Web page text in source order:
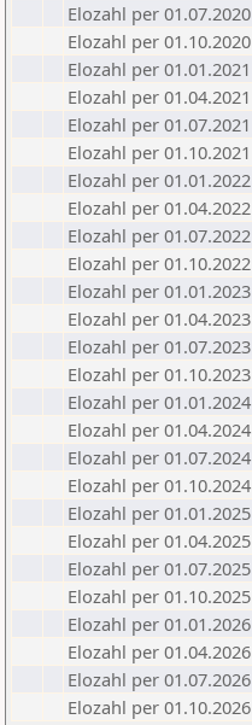
Elozahl per 01.07.2020
Elozahl per 01.10.2020
Elozahl per 01.01.2021
Elozahl per 01.04.2021
Elozahl per 01.07.2021
Elozahl per 01.10.2021
Elozahl per 01.01.2022
Elozahl per 01.04.2022
Elozahl per 01.07.2022
Elozahl per 01.10.2022
Elozahl per 01.01.2023
Elozahl per 01.04.2023
Elozahl per 01.07.2023
Elozahl per 01.10.2023
Elozahl per 01.01.2024
Elozahl per 01.04.2024
Elozahl per 01.07.2024
Elozahl per 01.10.2024
Elozahl per 01.01.2025
Elozahl per 01.04.2025
Elozahl per 01.07.2025
Elozahl per 01.10.2025
Elozahl per 01.01.2026
Elozahl per 01.04.2026
Elozahl per 01.07.2026
Elozahl per 01.10.2026